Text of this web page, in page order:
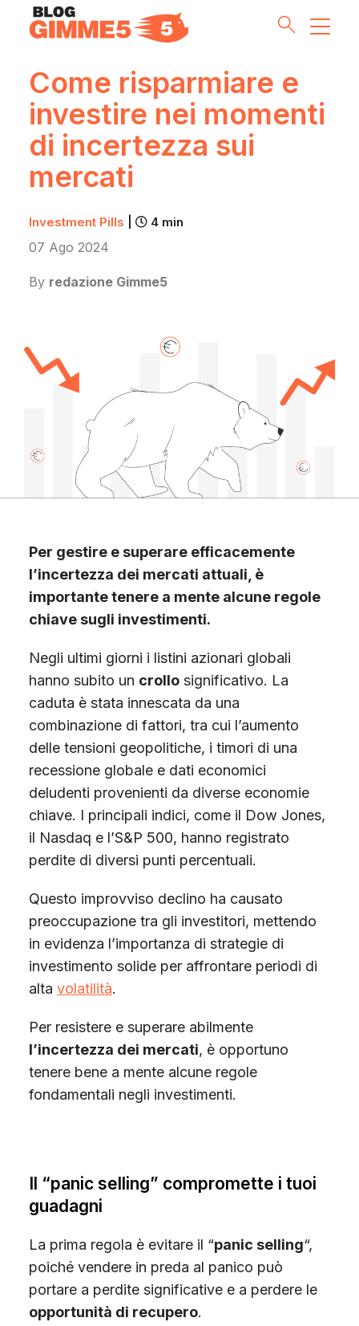
Money Tips
Investment Pills
Inside G5
Partnership & Co
Scopri Gimme5
Come risparmiare e
investire nei momenti
di incertezza sui
mercati
Investment Pills 4 min
07 Ago 2024
By redazione Gimme5
Per gestire e superare efficacemente
l’incertezza dei mercati attuali, è
importante tenere a mente alcune regole
chiave sugli investimenti.
Negli ultimi giorni i listini azionari globali
hanno subito un crollosignificativo. La
caduta è stata innescata da una
combinazione di fattori, tra cui l’aumento
delle tensioni geopolitiche, i timori di una
recessione globale e dati economici
deludenti provenienti da diverse economie
chiave. I principali indici, come il Dow Jones,
il Nasdaq e l’S&P 500, hanno registrato
perdite di diversi punti percentuali.
Questo improvviso declino ha causato
preoccupazione tra gli investitori, mettendo
in evidenza l’importanza di strategie di
investimento solide per affrontare periodi di
alta volatilità.
Per resistere e superare abilmente
l’incertezza dei mercati, è opportuno
tenere bene a mente alcune regole
fondamentali negli investimenti.
Il “panic selling” compromette i tuoi
guadagni
La prima regola è evitare il “panic selling“,
poiché vendere in preda al panico può
portare a perdite significative e a perdere le
opportunità di recupero.